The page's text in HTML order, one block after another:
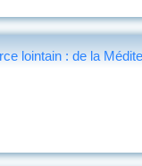
lointain : de la